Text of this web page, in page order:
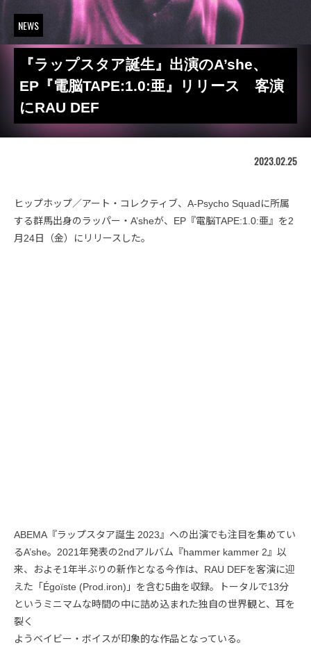
NEWS
『ラップスタア誕生』出演のA’she、
EP『電脳TAPE:1.0:亜』リリース 客演
にRAU DEF
2023.02.25
ヒップホップ／アート・コレクティブ、A-Psycho Squadに所属
する群馬出身のラッパー・A’sheが、EP『電脳TAPE:1.0:亜』を2
月24日（金）にリリースした。
ABEMA『ラップスタア誕生 2023』への出演でも注目を集めてい
るA’she。2021年発表の2ndアルバム『hammer kammer 2』以
来、およそ1年半ぶりの新作となる今作は、RAU DEFを客演に迎
えた「Égoïste (Prod.iron)」を含む5曲を収録。トータルで13分
というミニマムな時間の中に詰め込まれた独自の世界観と、耳を
裂く
ようベイビー・ボイスが印象的な作品となっている。